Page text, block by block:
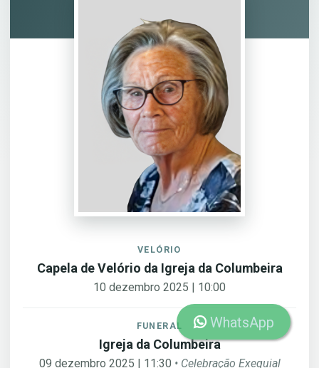
VELÓRIO
Capela de Velório da Igreja da Columbeira
10 dezembro 2025 | 10:00
FUNERAL
Igreja da Columbeira
09 dezembro 2025 | 11:30 • Celebração Exequial
WhatsApp